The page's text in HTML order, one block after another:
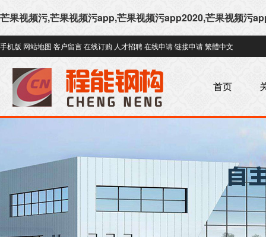
芒果视频污,芒果视频污app,芒果视频污app2020,芒果视频污
手机版 网站地图 客户留言在线订购 人才招聘在线申请链接申请繁體中文
首页